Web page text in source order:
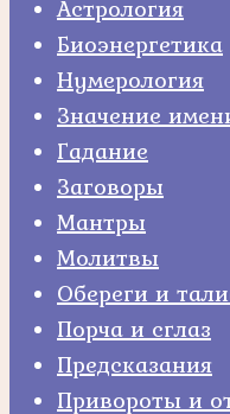
Астрология
Биоэнергетика
Нумерология
Значение
Гадание
Заговоры
Мантры
Молитвы
Обереги и
Порча и сглаз
Предсказания
Привороты и